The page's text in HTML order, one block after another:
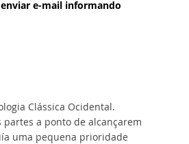
e-mail informando
Clássica Ocidental.
partes a ponto de alcançarem
uma pequena prioridade